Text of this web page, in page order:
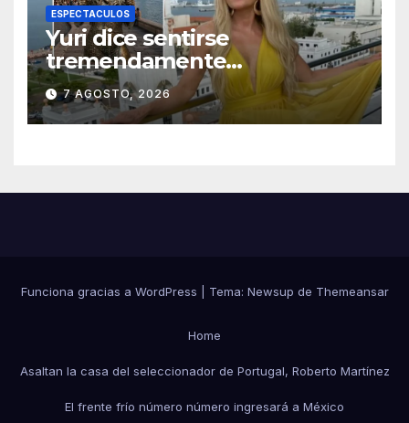
ESPECTACULOS
Yuri dice sentirse
tremendamente
emocionada sobre su estatua
que le harán en Veracruz
7 AGOSTO, 2026
Funciona gracias a WordPress Tema: Newsup de Themeansar
Home
Asaltan la casa del seleccionador de Portugal, Roberto Martínez
El frente frío número número ingresará a México